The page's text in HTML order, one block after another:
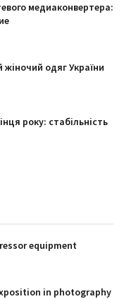
медиаконвертера:
одяг України
року: стабільність
equipment
in photography